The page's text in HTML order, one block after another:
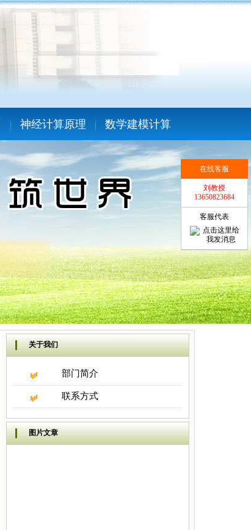
神经计算原理 数学建模计算
关于我们
部门简介
联系方式
图片文章
在线客服
刘教授
13650823684
客服代表